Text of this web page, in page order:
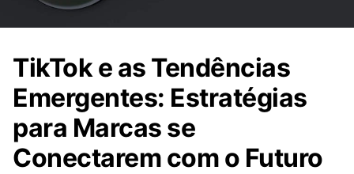
TikTok e as Tendências
Emergentes: Estratégias
para Marcas se
Conectarem com o Futuro